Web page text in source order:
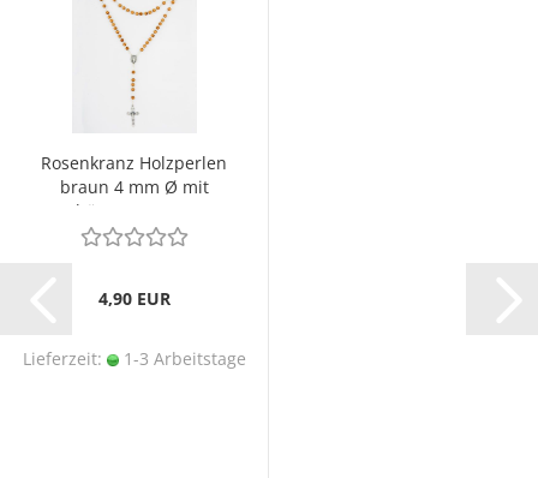
Rosenkranz Holzperlen
braun 4 mm Ø mit
schöner Maserung
4,90 EUR
Lieferzeit: 1-3 Arbeitstage